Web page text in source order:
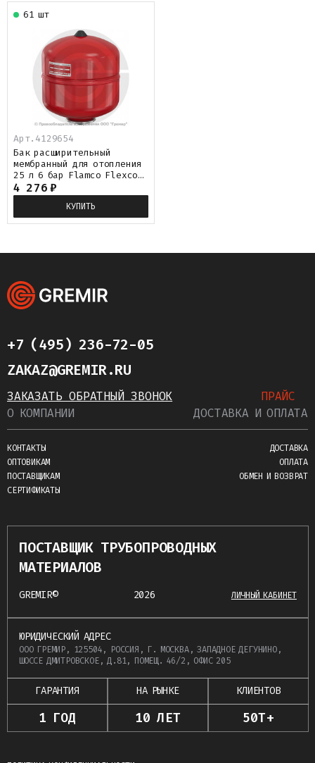
Арт. 4129654
61 шт
Бак расширительный
мембранный для отопления
25 л 6 бар Flamco Flexcon
R
4 276₽
КУПИТЬ
+7 (495) 236-72-05
ZAKAZ@GREMIR.RU
ЗАКАЗАТЬ ОБРАТНЫЙ ЗВОНОК
ПРАЙС
О КОМПАНИИ
КОНТАКТЫ
ОПТОВИКАМ
ПОСТАВЩИКАМ
СЕРТИФИКАТЫ
ДОСТАВКА И ОПЛАТА
ДОСТАВКА
ОПЛАТА
ОБМЕН И ВОЗВРАТ
ПОСТАВЩИК ТРУБОПРОВОДНЫХ
МАТЕРИАЛОВ
GREMIR© 2026 ЛИЧНЫЙ КАБИНЕТ
ЮРИДИЧЕСКИЙ АДРЕС
ООО ГРЕМИР, 125504, РОССИЯ, Г. МОСКВА, ЗАПАДНОЕ ДЕГУНИНО,
ШОССЕ ДМИТРОВСКОЕ, Д.81, ПОМЕЩ. 46/2, ОФИС 205
ГАРАНТИЯ
1 ГОД
НА РЫНКЕ
10 ЛЕТ
КЛИЕНТОВ
50Т+